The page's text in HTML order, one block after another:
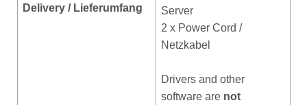
Delivery / Lieferumfang
Server
2 x Power Cord /
Netzkabel
Drivers and other
software are not